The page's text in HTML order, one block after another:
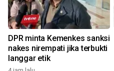
DPR minta Kemenkes sanksi
nakes nirempati jika terbukti
langgar etik